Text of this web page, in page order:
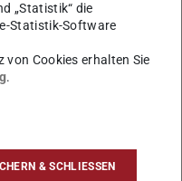
„Statistik“ die
Statistik-Software
Cookies erhalten Sie
.
& SCHLIESSEN